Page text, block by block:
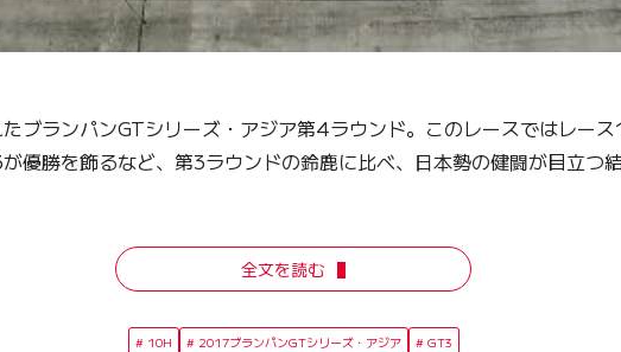
ランパンGTシリーズ・アジア第4ラウンド。このレースではレー
優勝を飾るなど、第3ラウンドの鈴鹿に比べ、日本勢の健闘が目立つ
全文を読む
10H 2017ブランパンGTシリーズ・アジア GT3